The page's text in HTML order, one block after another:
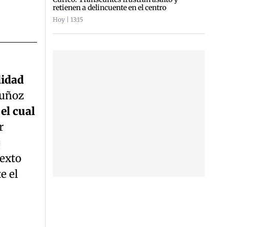
el cual
el
retienen a delincuente en el centro
Hoy | 13:15